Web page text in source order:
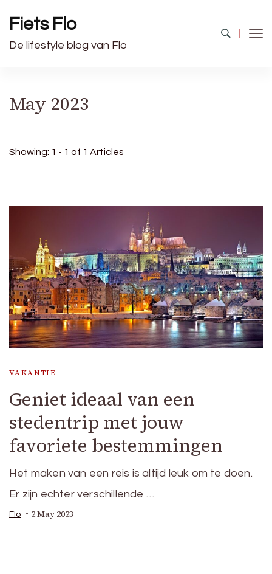
Fiets Flo
De lifestyle blog van Flo
May 2023
Showing: 1 - 1 of 1 Articles
VAKANTIE
Geniet ideaal van een
stedentrip met jouw
favoriete bestemmingen
Het maken van een reis is altijd leuk om te doen.
Er zijn echter verschillende …
Flo 2 May 2023